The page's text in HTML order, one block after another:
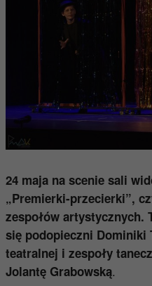
24 maja na scenie sali
„Premierki-przecierki”,
zespołów artystycznych.
się podopieczni Dominiki
teatralnej i zespoły
Jolantę Grabowską.